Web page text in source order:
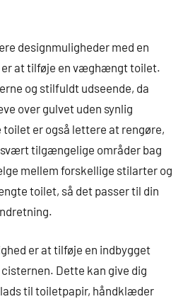
designmuligheder med en
at tilføje en væghængt toilet.
og stilfuldt udseende, da
over gulvet uden synlig
er også lettere at rengøre,
svært tilgængelige områder bag
mellem forskellige stilarter og
toilet, så det passer til din
er at tilføje en indbygget
Dette kan give dig
til toiletpapir, håndklæder